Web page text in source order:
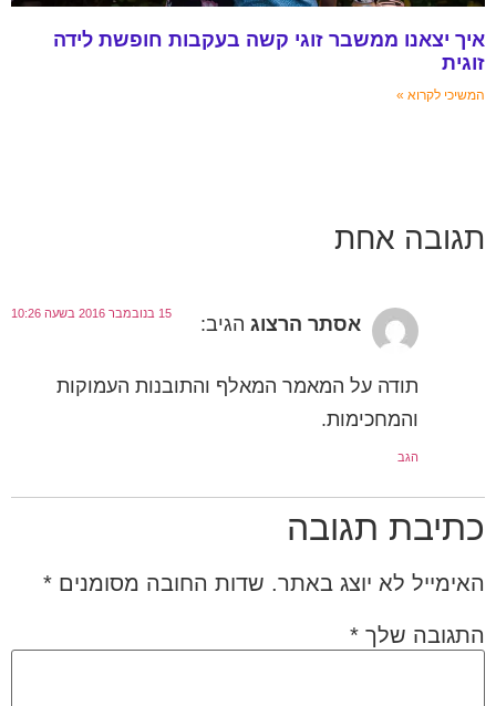
איך יצאנו ממשבר זוגי קשה בעקבות חופשת לידה
זוגית
המשיכי לקרוא »
תגובה אחת
אסתר הרצוג הגיב: 15 בנובמבר 2016 בשעה 10:26
תודה על המאמר המאלף והתובנות העמוקות
והמחכימות.
הגב
כתיבת תגובה
האימייל לא יוצג באתר. שדות החובה מסומנים *
התגובה שלך *